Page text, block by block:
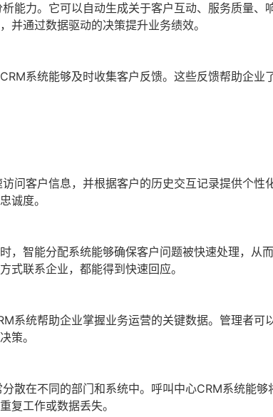
能力。它可以自动生成关于客户互动、服务质量、
并通过数据驱动的决策提升业务绩效。
系统能够及时收集客户反馈。这些反馈帮助企业
问客户信息，并根据客户的历史交互记录提供个性
诚度。
，智能分配系统能够确保客户问题被快速处理，从
式联系企业，都能得到快速回应。
系统帮助企业掌握业务运营的关键数据。管理者可
策。
散在不同的部门和系统中。呼叫中心CRM系统能
复工作或数据丢失。